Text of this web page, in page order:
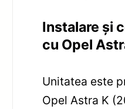
Instalare și
cu Opel
Unitatea este
Opel Astra K